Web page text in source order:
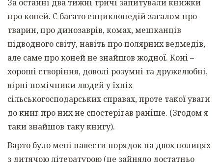
За останні два тижні тричі запитували книжки
про коней. Є багато енциклопедій загалом про
тварин, про динозаврів, комах, мешканців
підводного світу, навіть про полярних ведмедів,
але саме про коней не знайшов жодної. Коні –
хороші створіння, доволі розумні та дружелюбні,
вірні помічники людей у їхніх
сільськогосподарських справах, проте такої уваги
до книг про них не спостерігав раніше. (Згодом я
таки знайшов таку книгу).
Варто було мені навести порядок на двох полицях
з дитячою літературою (це зайняло достатньо